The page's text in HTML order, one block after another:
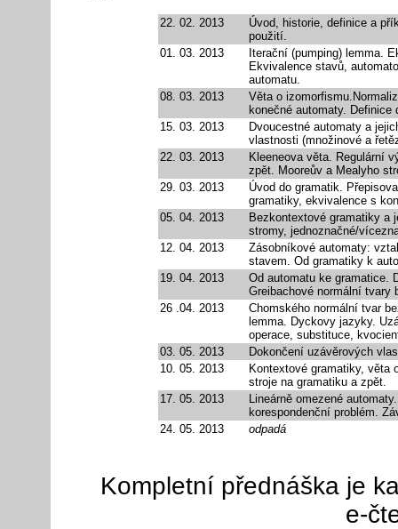
22. 02. 2013
Úvod, historie, definice a
použití.
01. 03. 2013
Iterační (pumping) lemma.
Ekvivalence stavů,
automatu.
08. 03. 2013
Věta o
konečné automaty. Definice
15. 03. 2013
Dvoucestné automaty a
vlastnosti (množinové a
22. 03. 2013
Kleeneova věta. Regulární
zpět. Mooreův a Mealyho
29. 03. 2013
Úvod do gramatik.
gramatiky, ekvivalence s
05. 04. 2013
Bezkontextové gramatiky a
stromy, jednoznačné/
12. 04. 2013
Zásobníkové automaty:
stavem. Od gramatiky k
19. 04. 2013
Od automatu ke gramatice.
Greibachové normální tvary
26 .04. 2013
Chomského normální tvar
lemma. Dyckovy jazyky.
operace, substituce,
03. 05. 2013
Dokončení uzávěrových
10. 05. 2013
Kontextové gramatiky, věta
stroje na gramatiku a zpět.
17. 05. 2013
Lineárně omezené
korespondenční problém.
24. 05. 2013
odpadá
Kompletní přednáška je
e-